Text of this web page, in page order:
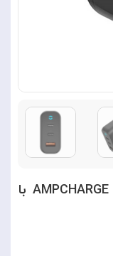
شارژر دیواری انرژیا مدل AMPCHARGE GaN65 با